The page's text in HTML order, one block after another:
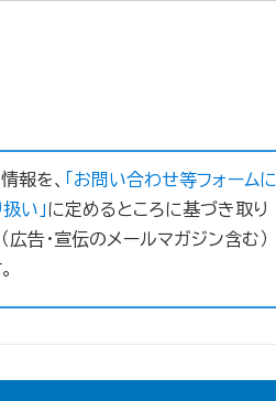
報を、
「お問い合わせ等フォームに
い」に定めるところに基づき取り
広告・宣伝のメールマガジン含む）